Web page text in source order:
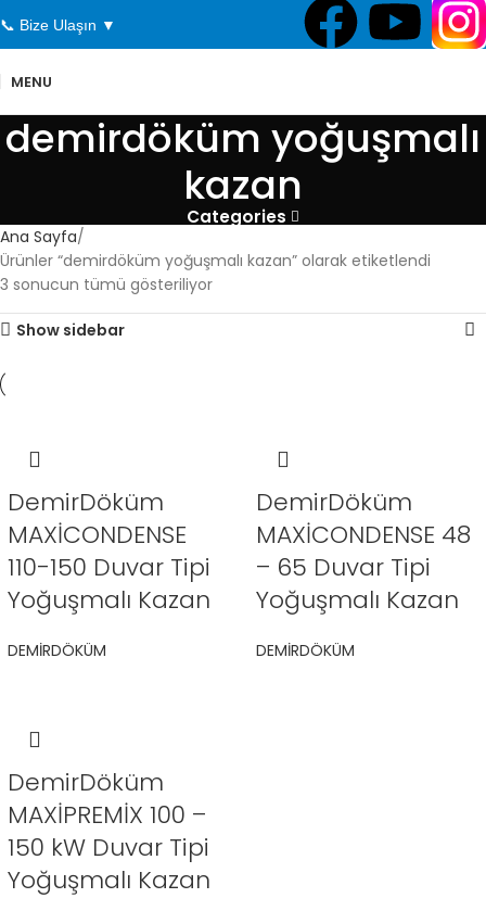
📞 Bize Ulaşın ▼
MENU
demirdöküm yoğuşmalı
kazan
Categories
Ana Sayfa
Ürünler “demirdöküm yoğuşmalı kazan” olarak etiketlendi
3 sonucun tümü gösteriliyor
Show sidebar
DemirDöküm
MAXİCONDENSE
110-150 Duvar Tipi
Yoğuşmalı Kazan
DEMİRDÖKÜM
DemirDöküm
MAXİCONDENSE 48
– 65 Duvar Tipi
Yoğuşmalı Kazan
DEMİRDÖKÜM
DemirDöküm
MAXİPREMİX 100 –
150 kW Duvar Tipi
Yoğuşmalı Kazan